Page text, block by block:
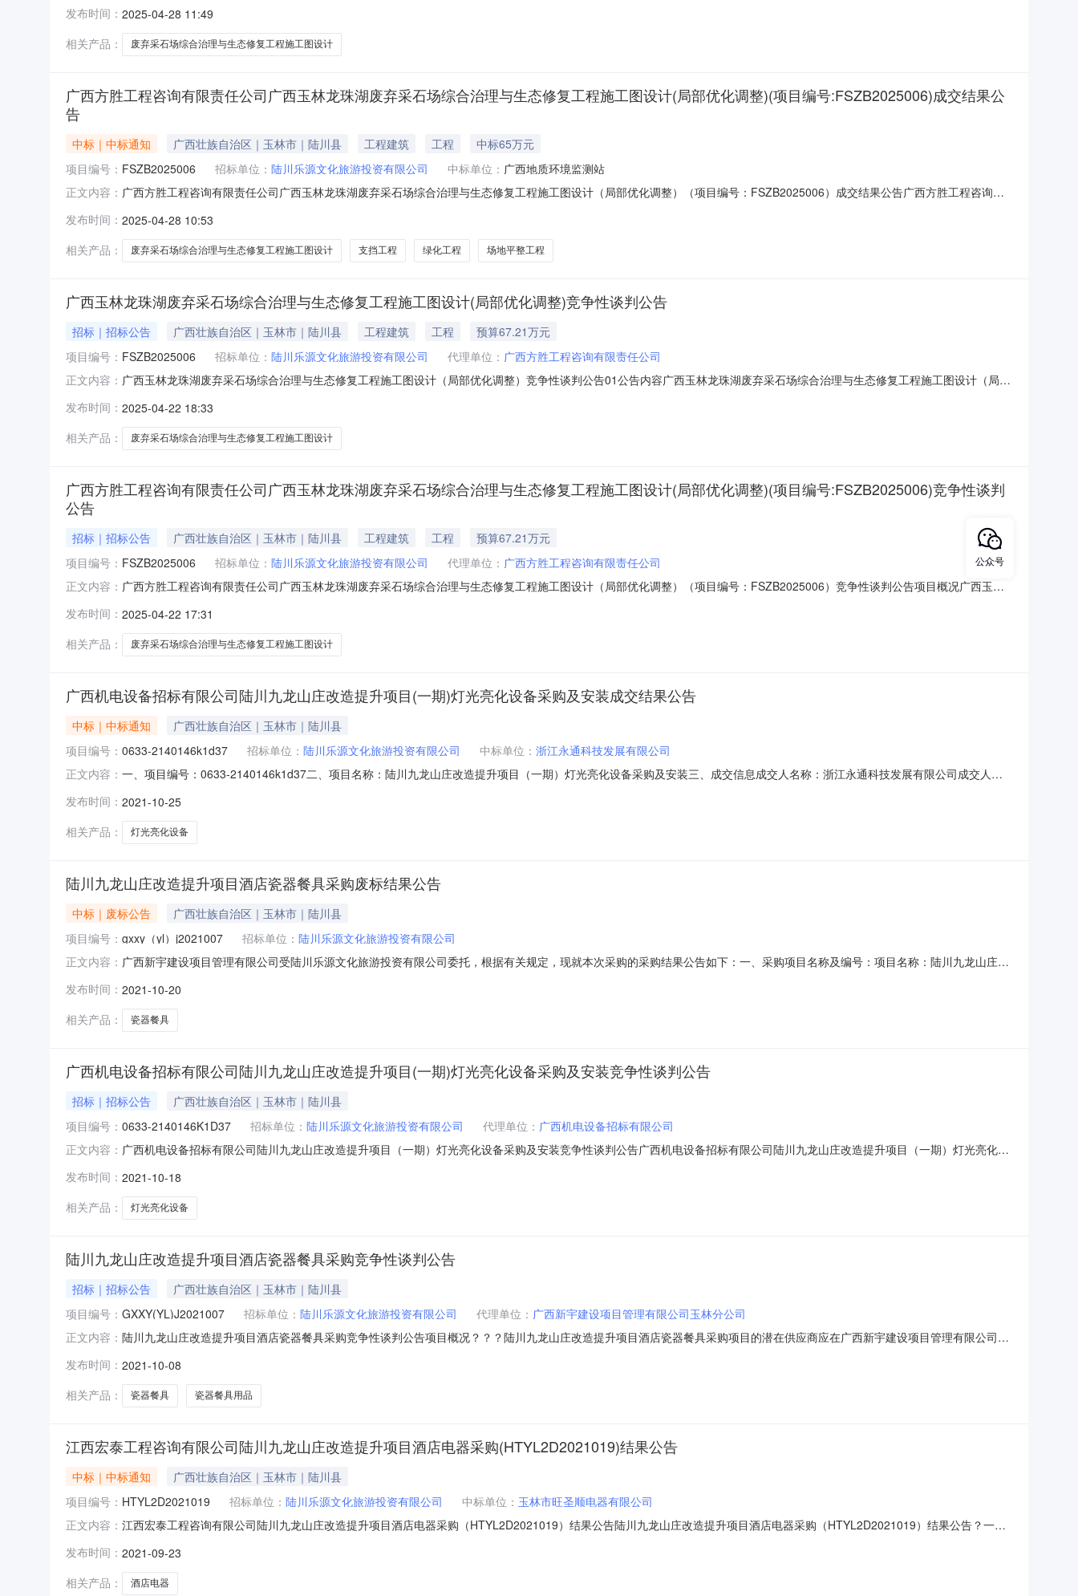
族自治区地质环境监测站中标价格：65万元二、其他：广西玉林龙珠湖废弃采石场综合治理与生态修复工程施工图设计（局部优化调整）（项目编号：FSZB2025006）成交结果公
告一、项目编号：FS
发布时间： 2025-04-28 11:49
相关产品：
废弃采石场综合治理与生态修复工程施工图设计
广西方胜工程咨询有限责任公司广西玉林龙珠湖废弃采石场综合治理与生态修复工程施工图设计(局部优化调整)(项目编号:FSZB2025006)成交结果公
告
中标｜中标通知 广西壮族自治区｜玉林市｜陆川县 工程建筑 工程
中标65万元
项目编号： FSZB2025006 招标单位： 陆川乐源文化旅游投资有限公司 中标单位： 广西地质环境监测站
正文内容： 广西方胜工程咨询有限责任公司广西玉林龙珠湖废弃采石场综合治理与生态修复工程施工图设计（局部优化调整）（项目编号：FSZB2025006）成交结果公告广西方胜工程咨询有
称：广西玉林龙珠湖废弃采石场综合治理与生态修复工程施工图设计（局部优化调整）三、成交信息供应商名称：广西壮族自治区地质环境监测站供应商地址：南宁市青秀区中新路
2号成交金额：人民币
发布时间： 2025-04-28 10:53
相关产品：
废弃采石场综合治理与生态修复工程施工图设计 支挡工程 绿化工程 场地平整工程
广西玉林龙珠湖废弃采石场综合治理与生态修复工程施工图设计(局部优化调整)竞争性谈判公告
招标｜招标公告 广西壮族自治区｜玉林市｜陆川县 工程建筑 工程
预算67.21万元
项目编号： FSZB2025006 招标单位： 陆川乐源文化旅游投资有限公司 代理单位： 广西方胜工程咨询有限责任公司
正文内容： 广西玉林龙珠湖废弃采石场综合治理与生态修复工程施工图设计（局部优化调整）竞争性谈判公告01公告内容广西玉林龙珠湖废弃采石场综合治理与生态修复工程施工图设计（局部
化调整）已由项目审批/核准/备案机关批准，项目资金来源为自筹资金67.21万元，招标人为陆川乐源文化旅游投资有限公司。本项目已具备招标条件，现招标方式为其它方式。二、
项目概况和招标范围规模广西玉
发布时间： 2025-04-22 18:33
相关产品：
废弃采石场综合治理与生态修复工程施工图设计
广西方胜工程咨询有限责任公司广西玉林龙珠湖废弃采石场综合治理与生态修复工程施工图设计(局部优化调整)(项目编号:FSZB2025006)竞争性谈判
公告
招标｜招标公告 广西壮族自治区｜玉林市｜陆川县 工程建筑 工程
预算67.21万元
项目编号： FSZB2025006 招标单位： 陆川乐源文化旅游投资有限公司 代理单位： 广西方胜工程咨询有限责任公司
正文内容： 广西方胜工程咨询有限责任公司广西玉林龙珠湖废弃采石场综合治理与生态修复工程施工图设计（局部优化调整）（项目编号：FSZB2025006）竞争性谈判公告项目概况广西玉林
件，并于2025年4月27日15时30分（北京时间）前提交响应文件。一、项目基本情况项目编号：FSZB2025006项目名称：广西玉林龙珠湖废弃采石场综合治理与
发布时间： 2025-04-22 17:31
相关产品：
废弃采石场综合治理与生态修复工程施工图设计
广西机电设备招标有限公司陆川九龙山庄改造提升项目(一期)灯光亮化设备采购及安装成交结果公告
中标｜中标通知
广西壮族自治区｜玉林市｜陆川县
项目编号： 0633-2140146k1d37 招标单位： 陆川乐源文化旅游投资有限公司 中标单位： 浙江永通科技发展有限公司
正文内容： 一、项目编号：0633-2140146k1d37二、项目名称：陆川九龙山庄改造提升项目（一期）灯光亮化设备采购及安装三、成交信息成交人名称：浙江永通科技发展有限公司成交人地
积100亩。新建客房、宴会厅温泉景观区、客房、特色商业街等，新建建筑面积2.6万平方米，园区景观约4.6万平方米，其中一期工程总建筑面积30655.95平方米。2.成交内
发布时间： 2021-10-25
相关产品：
灯光亮化设备
陆川九龙山庄改造提升项目酒店瓷器餐具采购废标结果公告
中标｜废标公告
广西壮族自治区｜玉林市｜陆川县
项目编号： gxxy（yl）j2021007 招标单位： 陆川乐源文化旅游投资有限公司
正文内容： 广西新宇建设项目管理有限公司受陆川乐源文化旅游投资有限公司委托，根据有关规定，现就本次采购的采购结果公告如下：一、采购项目名称及编号：项目名称：陆川九龙山庄改
平方米，园区景观约4.6万平方米。三、公告媒体及公告日期：公告媒体：广西壮族自治区招标投标公共服务平台（http://zbtb.gxi.gov.cn:9000/）、广西玉林市人民政府
发布时间： 2021-10-20
相关产品：
瓷器餐具
广西机电设备招标有限公司陆川九龙山庄改造提升项目(一期)灯光亮化设备采购及安装竞争性谈判公告
招标｜招标公告
广西壮族自治区｜玉林市｜陆川县
项目编号： 0633-2140146K1D37 招标单位： 陆川乐源文化旅游投资有限公司 代理单位： 广西机电设备招标有限公司
正文内容： 广西机电设备招标有限公司陆川九龙山庄改造提升项目（一期）灯光亮化设备采购及安装竞争性谈判公告广西机电设备招标有限公司陆川九龙山庄改造提升项目（一期）灯光亮化设
文件，并于2021年10月22日09点30分（北京时间）前提交响应文件。一、项目基本情况1.项目编号：0633-2140146K1D372.项目名称：陆川九龙山庄改造提升项目（一期）灯光亮
化设备采购及安装
发布时间： 2021-10-18
相关产品：
灯光亮化设备
陆川九龙山庄改造提升项目酒店瓷器餐具采购竞争性谈判公告
招标｜招标公告
广西壮族自治区｜玉林市｜陆川县
项目编号： GXXY(YL)J2021007 招标单位： 陆川乐源文化旅游投资有限公司 代理单位： 广西新宇建设项目管理有限公司玉林分公司
正文内容： 陆川九龙山庄改造提升项目酒店瓷器餐具采购竞争性谈判公告项目概况？？？陆川九龙山庄改造提升项目酒店瓷器餐具采购项目的潜在供应商应在广西新宇建设项目管理有限公司玉
称：陆川九龙山庄改造提升项目酒店瓷器餐具采购3.采购方式：竞争性谈判。4.采购预算金额：431943.00元5.项目概况：项目规划面积100亩。新建客房、宴会厅温泉景观区、客
发布时间： 2021-10-08
相关产品：
瓷器餐具 瓷器餐具用品
江西宏泰工程咨询有限公司陆川九龙山庄改造提升项目酒店电器采购(HTYL2D2021019)结果公告
中标｜中标通知
广西壮族自治区｜玉林市｜陆川县
项目编号： HTYL2D2021019 招标单位： 陆川乐源文化旅游投资有限公司 中标单位： 玉林市旺圣顺电器有限公司
正文内容： 江西宏泰工程咨询有限公司陆川九龙山庄改造提升项目酒店电器采购（HTYL2D2021019）结果公告陆川九龙山庄改造提升项目酒店电器采购（HTYL2D2021019）结果公告？一、
住小区东盛大厦商业用房13-1成交金额：人民币壹佰贰拾柒万捌仟零叁拾肆元叁角整（￥1278034.30）四、主要标的信息1.项目概况：项目规划面积100亩。新建客房、宴会厅温
发布时间： 2021-09-23
相关产品：
酒店电器
公众号